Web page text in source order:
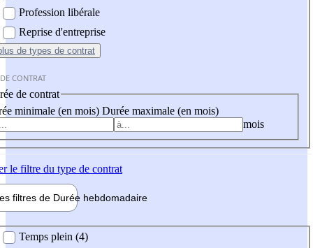
Profession libérale
Reprise d'entreprise
de types de contrat
CONTRAT
de contrat
minimale (en mois) Durée maximale (en mois)
mois
le filtre du type de contrat
filtres de Durée hebdomadaire
Temps plein (4)